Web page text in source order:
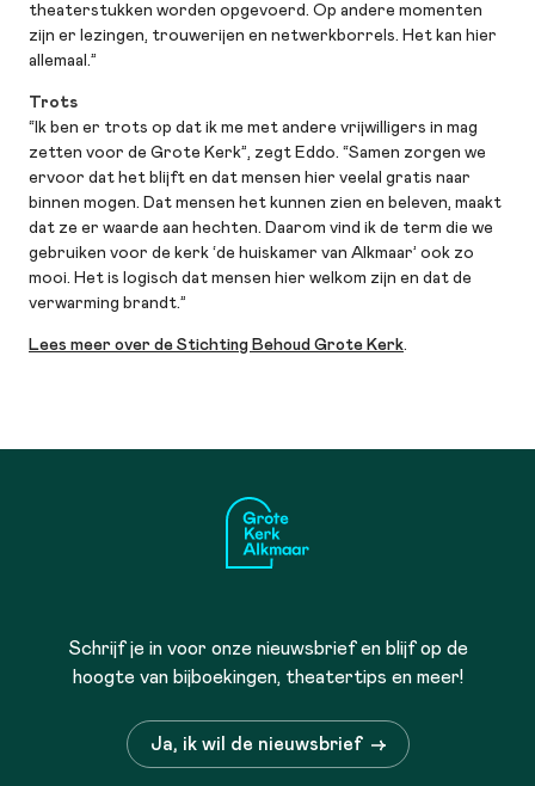
theaterstukken worden opgevoerd. Op andere momenten
zijn er lezingen, trouwerijen en netwerkborrels. Het kan hier
allemaal.”
Trots
“Ik ben er trots op dat ik me met andere vrijwilligers in mag
zetten voor de Grote Kerk”, zegt Eddo. “Samen zorgen we
ervoor dat het blijft en dat mensen hier veelal gratis naar
binnen mogen. Dat mensen het kunnen zien en beleven, maakt
dat ze er waarde aan hechten. Daarom vind ik de term die we
gebruiken voor de kerk ‘de huiskamer van Alkmaar’ ook zo
mooi. Het is logisch dat mensen hier welkom zijn en dat de
verwarming brandt.”
Lees meer over de Stichting Behoud Grote Kerk.
Schrijf je in voor onze nieuwsbrief en blijf op de
hoogte van bijboekingen, theatertips en meer!
Ja, ik wil de nieuwsbrief